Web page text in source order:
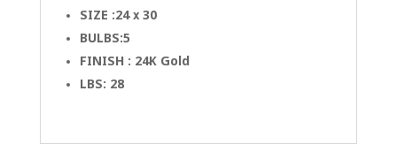
SIZE :24 x 30
BULBS:5
FINISH : 24K Gold
LBS: 28